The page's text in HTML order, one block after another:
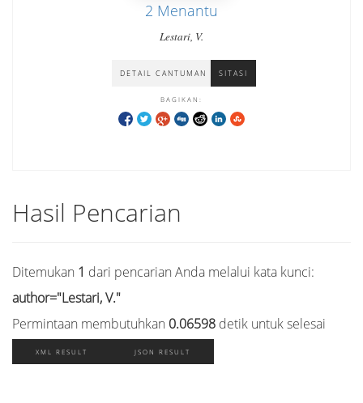
2 Menantu
Lestari, V.
DETAIL CANTUMAN SITASI
BAGIKAN:
Hasil Pencarian
Ditemukan 1 dari pencarian Anda melalui kata kunci:
author="Lestari, V."
Permintaan membutuhkan 0.06598 detik untuk selesai
XML RESULT JSON RESULT